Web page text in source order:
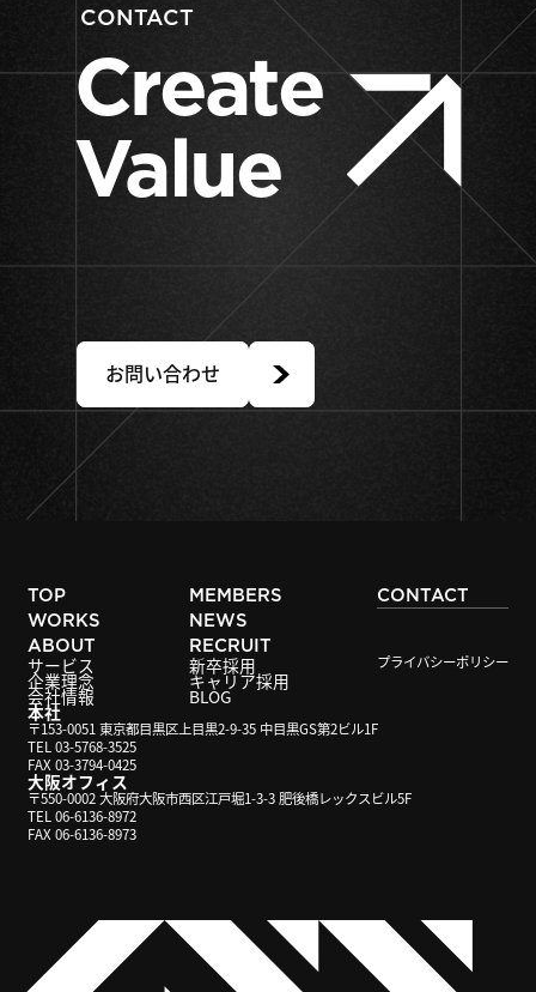
CONTACT
Create
Value
Together.
お問い合わせ
本社
〒153-0051 東京都目黒区上目黒2-9-35 中目黒GS第2ビル1F
TEL 03-5768-3525
FAX 03-3794-0425
大阪オフィス
〒550-0002 大阪府大阪市西区江戸堀1-3-3 肥後橋レックスビル5F
TEL 06-6136-8972
FAX 06-6136-8973
TOP
WORKS
ABOUT
サービス
企業理念
会社情報
MEMBERS
NEWS
RECRUIT
新卒採用
キャリア採用
BLOG
CONTACT
プライバシーポリシー